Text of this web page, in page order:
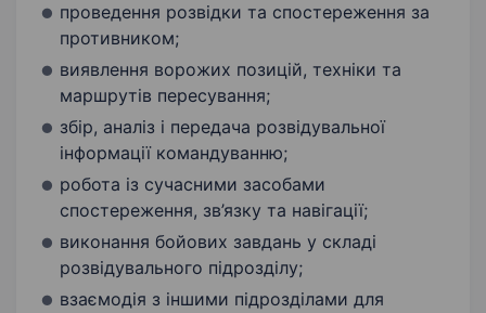
проведення розвідки та спостереження за
противником;
виявлення ворожих позицій, техніки та
маршрутів пересування;
збір, аналіз і передача розвідувальної
інформації командуванню;
робота із сучасними засобами
спостереження, зв’язку та навігації;
виконання бойових завдань у складі
розвідувального підрозділу;
взаємодія з іншими підрозділами для